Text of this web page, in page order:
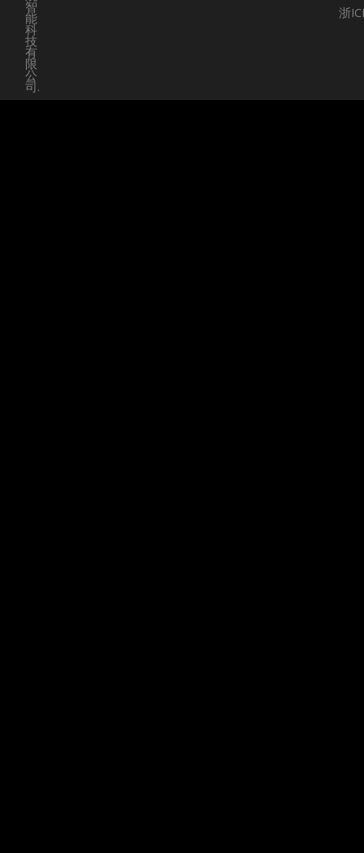
智
能
科
技
有
限
公
司.
浙